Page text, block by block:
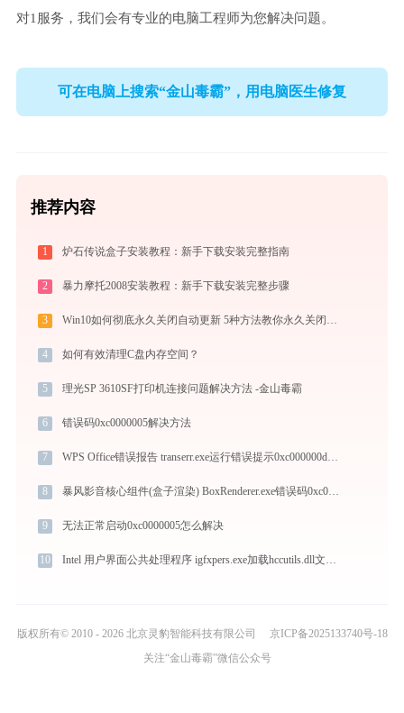
对1服务，我们会有专业的电脑工程师为您解决问题。
可在电脑上搜索“金山毒霸”，用电脑医生修复
推荐内容
1 炉石传说盒子安装教程：新手下载安装完整指南
2 暴力摩托2008安装教程：新手下载安装完整步骤
3 Win10如何彻底永久关闭自动更新 5种方法教你永久关闭win10自动更新
4 如何有效清理C盘内存空间？
5 理光SP 3610SF打印机连接问题解决方法 -金山毒霸
6 错误码0xc0000005解决方法
7 WPS Office错误报告 transerr.exe运行错误提示0xc000000d的解决办法
8 暴风影音核心组件(盒子渲染) BoxRenderer.exe错误码0xc0000008处理办法
9 无法正常启动0xc0000005怎么解决
10 Intel 用户界面公共处理程序 igfxpers.exe加载hccutils.dll文件丢失处理办法
版权所有© 2010 - 2026 北京灵豹智能科技有限公司
京ICP备2025133740号-18
关注“金山毒霸”微信公众号